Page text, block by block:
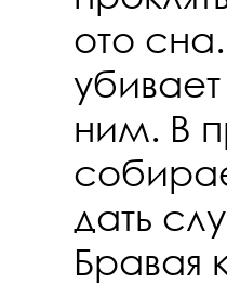
ото
ним. В
дать
Бравая